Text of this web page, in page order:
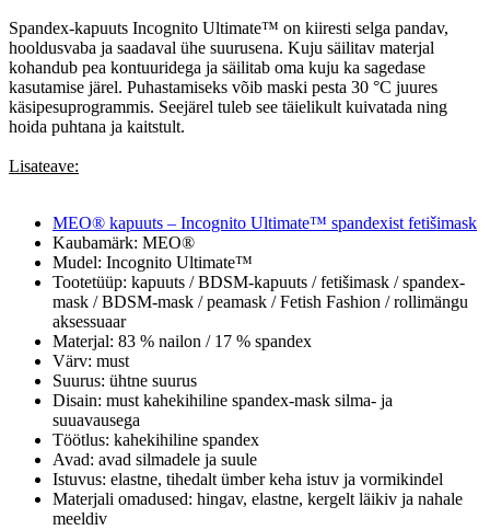
Spandex-kapuuts Incognito Ultimate™ on kiiresti selga pandav,
hooldusvaba ja saadaval ühe suurusena. Kuju säilitav materjal
kohandub pea kontuuridega ja säilitab oma kuju ka sagedase
kasutamise järel. Puhastamiseks võib maski pesta 30 °C juures
käsipesuprogrammis. Seejärel tuleb see täielikult kuivatada ning
hoida puhtana ja kaitstult.
Lisateave:
MEO® kapuuts – Incognito Ultimate™ spandexist fetišimask
Kaubamärk: MEO®
Mudel: Incognito Ultimate™
Tootetüüp: kapuuts / BDSM-kapuuts / fetišimask / spandex-
mask / BDSM-mask / peamask / Fetish Fashion / rollimängu
aksessuaar
Materjal: 83 % nailon / 17 % spandex
Värv: must
Suurus: ühtne suurus
Disain: must kahekihiline spandex-mask silma- ja
suuavausega
Töötlus: kahekihiline spandex
Avad: avad silmadele ja suule
Istuvus: elastne, tihedalt ümber keha istuv ja vormikindel
Materjali omadused: hingav, elastne, kergelt läikiv ja nahale
meeldiv